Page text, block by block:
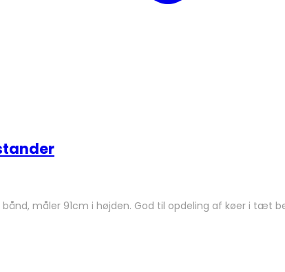
måler 91cm i højden. God til opdeling af køer i tæt